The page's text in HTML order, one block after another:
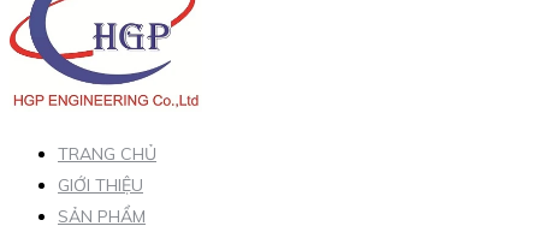
TRANG CHỦ
GIỚI THIỆU
SẢN PHẨM